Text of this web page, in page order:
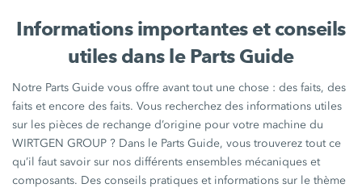
Informations importantes et conseils
utiles dans le Parts Guide
Notre Parts Guide vous offre avant tout une chose : des faits, des
faits et encore des faits. Vous recherchez des informations utiles
sur les pièces de rechange d’origine pour votre machine du
WIRTGEN GROUP ? Dans le Parts Guide, vous trouverez tout ce
qu’il faut savoir sur nos différents ensembles mécaniques et
composants. Des conseils pratiques et informations sur le thème